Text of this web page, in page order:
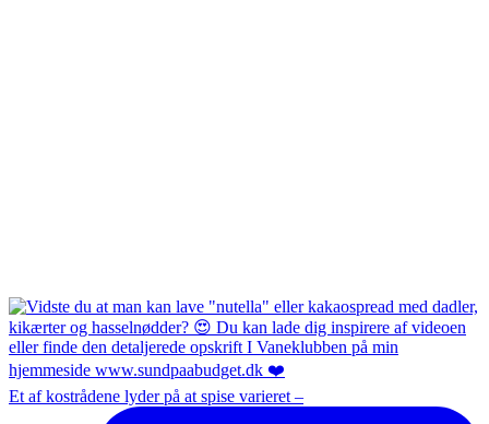
Et af kostrådene lyder på at spise varieret –